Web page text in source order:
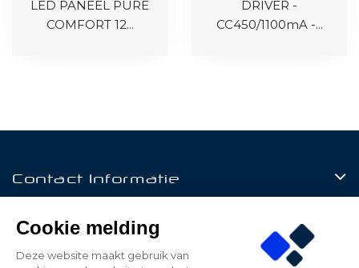
LED PANEEL PURE
COMFORT 12...
DRIVER -
CC450/1100mA -...
Contact Informatie
Cookie melding
Deze website maakt gebruik van